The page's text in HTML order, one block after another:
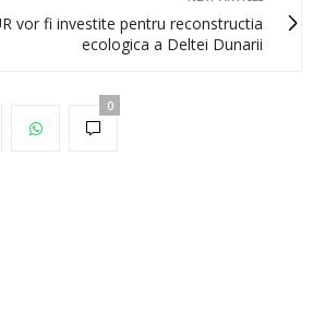
vor fi investite pentru reconstructia
ecologica a Deltei Dunarii
0